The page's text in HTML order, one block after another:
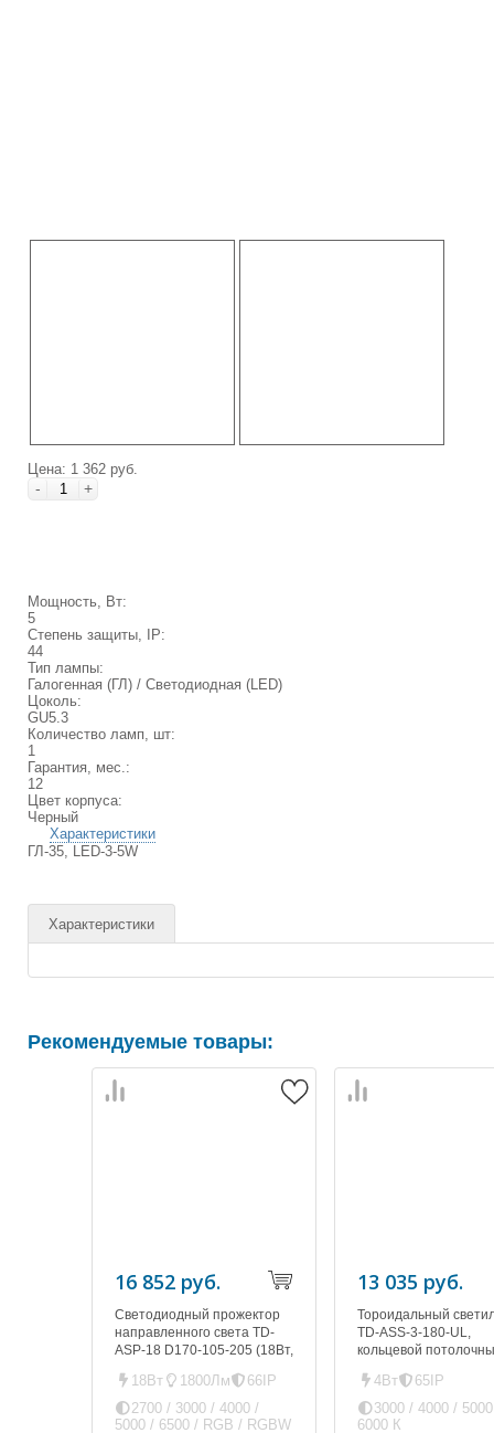
Цена: 1 362 руб.
- +
Мощность, Вт:
5
Степень защиты, IP:
44
Тип лампы:
Галогенная (ГЛ) / Светодиодная (LED)
Цоколь:
GU5.3
Количество ламп, шт:
1
Гарантия, мес.:
12
Цвет корпуса:
Черный
Характеристики
ГЛ-35, LED-3-5W
Характеристики
Рекомендуемые товары:
16 852 руб.
Светодиодный прожектор
направленного света TD-
ASP-18 D170-105-205 (18Вт,
18Вт 1800Лм
66IP
2700 / 3000 / 4000 /
5000 / 6500 / RGB / RGBW
13 035 руб.
Тороидальный
TD-ASS-3-180-UL,
кольцевой
4Вт
65IP
3000 / 4000 /
6000 К